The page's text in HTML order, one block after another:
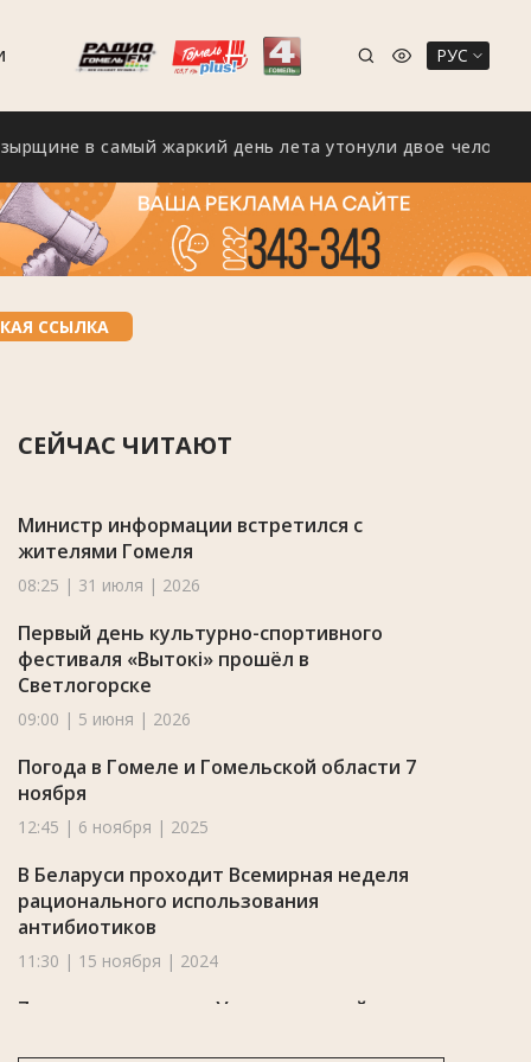
РУС
в самый жаркий день лета утонули двое человек
ССЫЛКА
СЕЙЧАС ЧИТАЮТ
Министр информации встретился с
жителями Гомеля
08:25 | 31 июля | 2026
Первый день культурно-спортивного
фестиваля «Вытокі» прошёл в
Светлогорске
09:00 | 5 июня | 2026
Погода в Гомеле и Гомельской области 7
ноября
12:45 | 6 ноября | 2025
В Беларуси проходит Всемирная неделя
рационального использования
антибиотиков
11:30 | 15 ноября | 2024
7 августа отмечают Успение святой